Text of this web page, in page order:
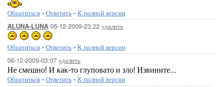
Обратиться - Ответить - К полной версии
ALUNA-LUNA 05-12-2009-23:22 удалить
Обратиться - Ответить - К полной версии
06-12-2009-03:07 удалить
Не смешно! И как-то глуповато и зло! Извините...
Обратиться - Ответить - К полной версии